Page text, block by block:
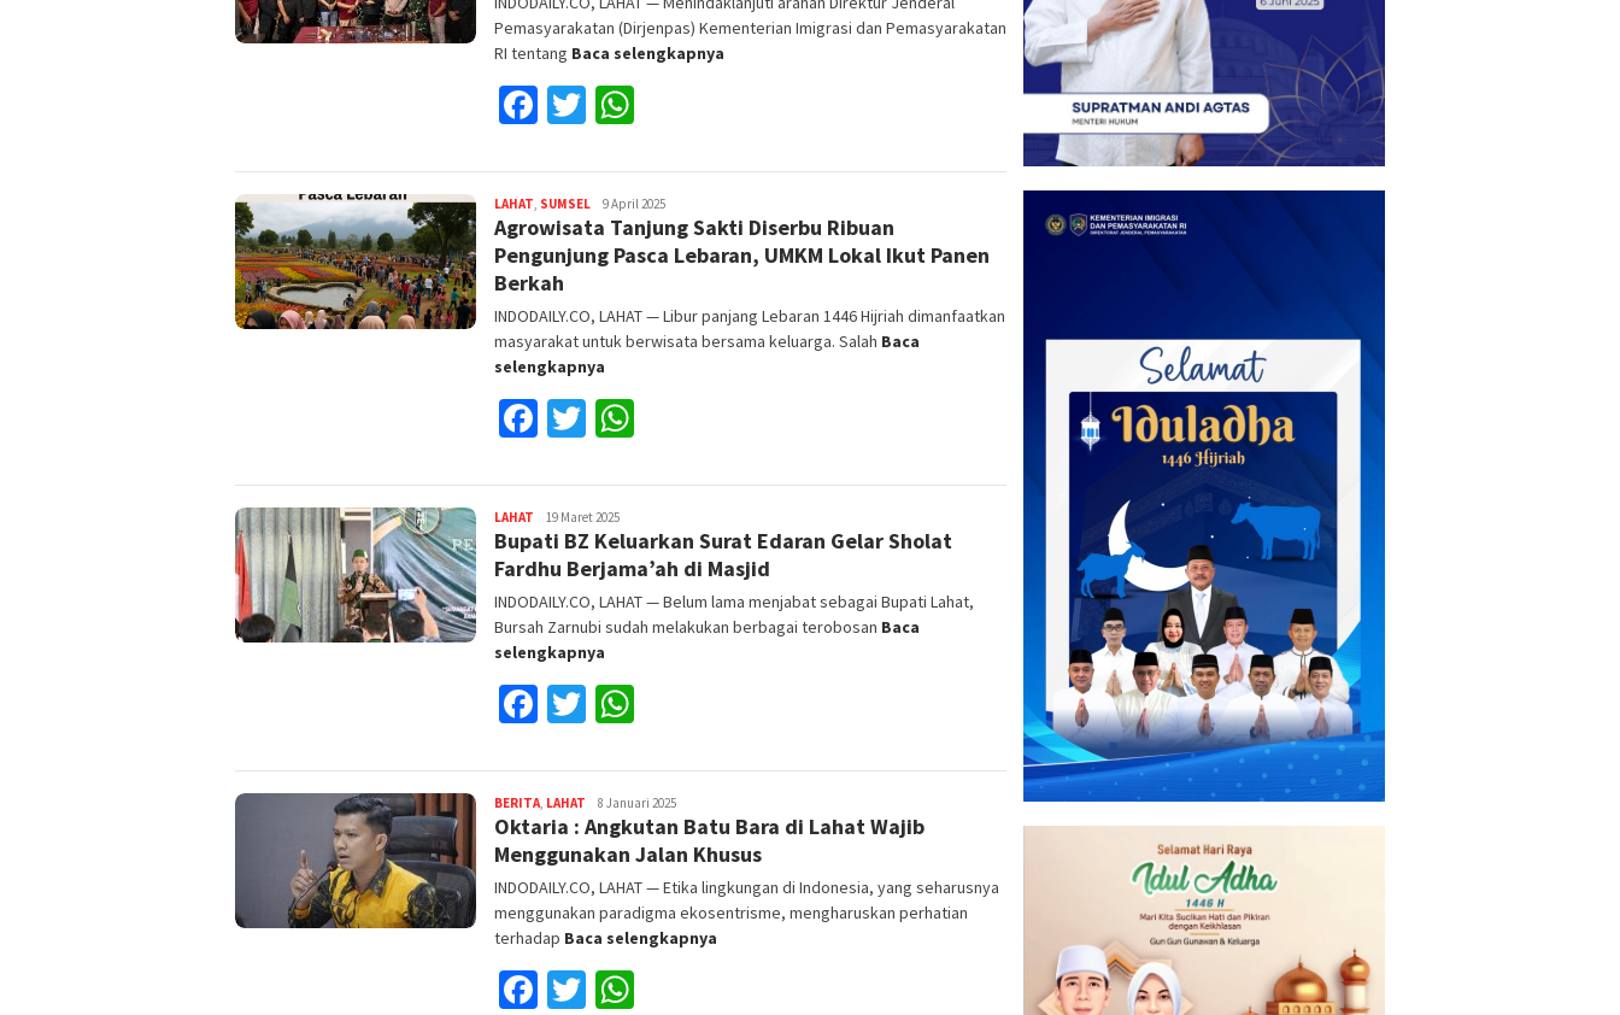
Pemasyarakatan (Dirjenpas) Kementerian Imigrasi dan Pemasyarakatan
RI tentang Baca selengkapnya
Facebook
Twitter
LAHAT, SUMSEL Reza
Fajri
9 April 2025
Agrowisata Tanjung Sakti Diserbu Ribuan
Pengunjung Pasca Lebaran, UMKM Lokal Ikut Panen
Berkah
INDODAILY.CO, LAHAT — Libur panjang Lebaran 1446 Hijriah dimanfaatkan
masyarakat untuk berwisata bersama keluarga. Salah Baca
selengkapnya
Facebook
Twitter
LAHAT Reza
Fajri
19 Maret 2025
Bupati BZ Keluarkan Surat Edaran Gelar Sholat
Fardhu Berjama’ah di Masjid
INDODAILY.CO, LAHAT — Belum lama menjabat sebagai Bupati Lahat,
Bursah Zarnubi sudah melakukan berbagai terobosan Baca
selengkapnya
Facebook
Twitter
BERITA, LAHAT Reza
Fajri
8 Januari 2025
Oktaria : Angkutan Batu Bara di Lahat Wajib
Menggunakan Jalan Khusus
INDODAILY.CO, LAHAT — Etika lingkungan di Indonesia, yang seharusnya
menggunakan paradigma ekosentrisme, mengharuskan perhatian
terhadap Baca selengkapnya
Facebook
Twitter